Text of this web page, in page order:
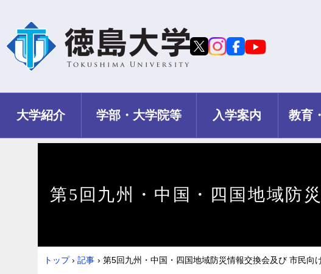
大学紹介 学部・大学院等 入学案内 教育
第5回九州・中国・四国地域防
トップ › 記事 › 第5回九州・中国・四国地域防災情報交換会及び 市民向